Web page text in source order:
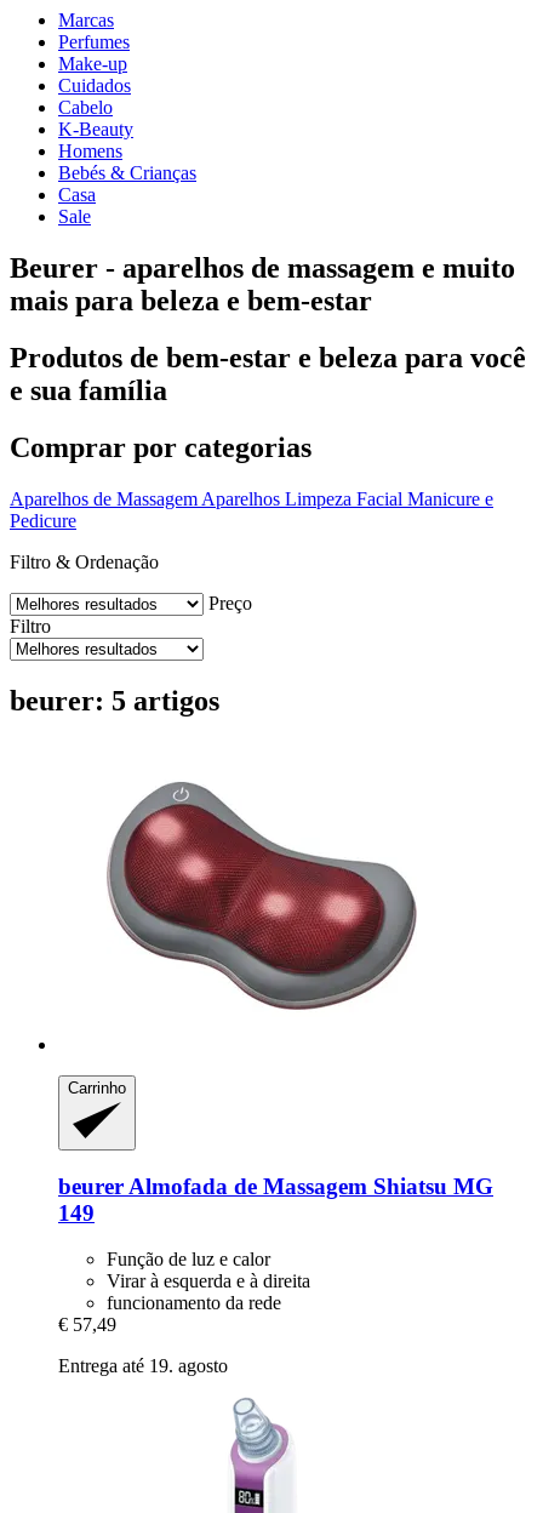
Marcas
Perfumes
Make-up
Cuidados
Cabelo
K-Beauty
Homens
Bebés & Crianças
Casa
Sale
Beurer - aparelhos de massagem e muito
mais para beleza e bem-estar
Produtos de bem-estar e beleza para você
e sua família
Comprar por categorias
Aparelhos de Massagem Aparelhos Limpeza Facial Manicure e
Pedicure
Filtro & Ordenação
Preço
Filtro
beurer: 5 artigos
Carrinho
beurer Almofada de Massagem Shiatsu MG
149
Função de luz e calor
Virar à esquerda e à direita
funcionamento da rede
€ 57,49
Entrega até 19. agosto